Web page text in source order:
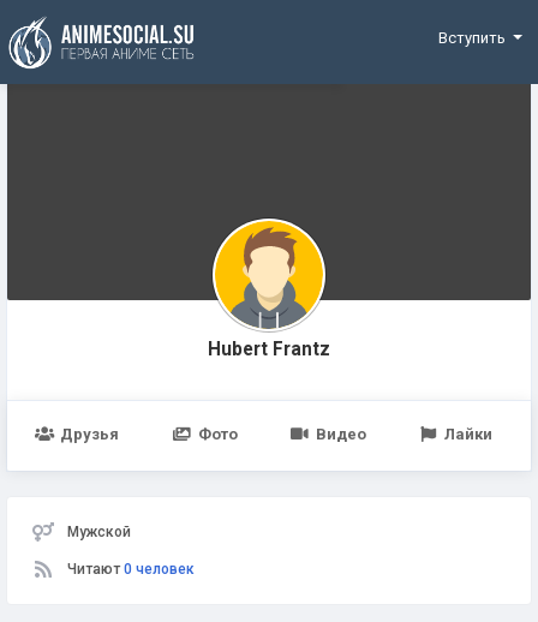
Funding
Вступить
Hubert Frantz
Друзья Фото Видео Лайки
Мужской
Читают0 человек